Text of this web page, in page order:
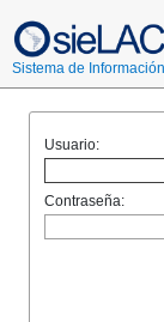
Sistema de
Usuario:
Contraseña: